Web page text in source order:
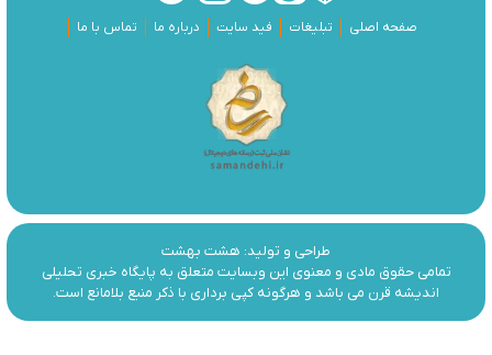
صفحه اصلی تبلیغات فید سایت درباره ما تماس با ما
تمامی حقوق مادی و معنوی این وبسایت متعلق به پایگاه خبری تحلیلی
اندیشه قرن می باشد و هرگونه کپی برداری با ذکر منبع بلامانع است.
طراحی و تولید: هشت بهشت